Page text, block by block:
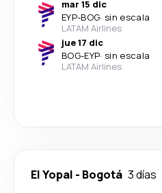
mar 15 dic
EYP-BOG· sin escala
LATAM Airlines
jue 17 dic
BOG-EYP· sin escala
LATAM Airlines
El Yopal - Bogotá 3 días